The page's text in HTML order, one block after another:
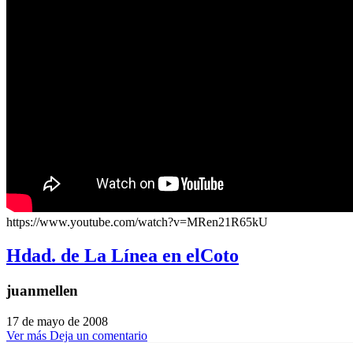
https://www.youtube.com/watch?v=MRen21R65kU
Hdad. de La Línea en elCoto
juanmellen
17 de mayo de 2008
Ver más Deja un comentario